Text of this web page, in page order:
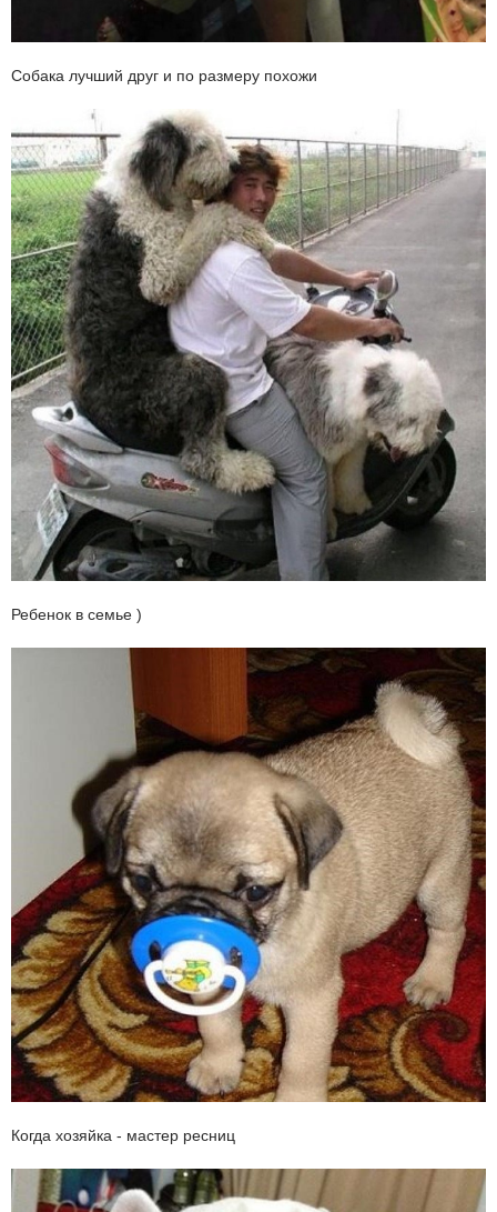
Собака лучший друг и по размеру похожи
Ребенок в семье )
Когда хозяйка - мастер ресниц